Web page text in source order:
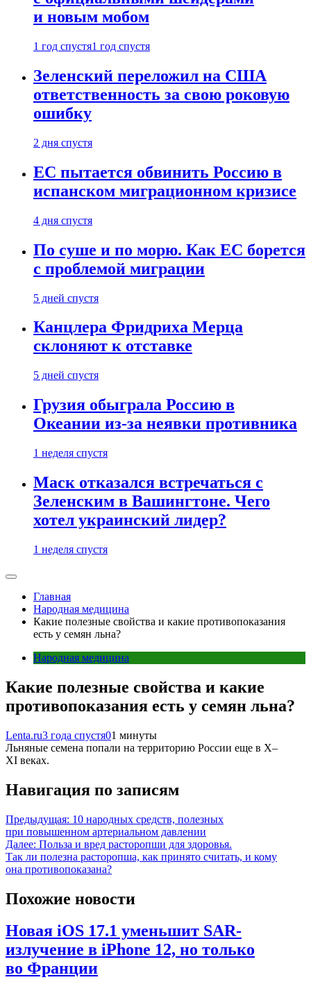
и новым мобом
1 год спустя1 год спустя
Зеленский переложил на США
ответственность за свою роковую
ошибку
2 дня спустя
ЕС пытается обвинить Россию в
испанском миграционном кризисе
4 дня спустя
По суше и по морю. Как ЕС борется
с проблемой миграции
5 дней спустя
Канцлера Фридриха Мерца
склоняют к отставке
5 дней спустя
Грузия обыграла Россию в
Океании из-за неявки противника
1 неделя спустя
Маск отказался встречаться с
Зеленским в Вашингтоне. Чего
хотел украинский лидер?
1 неделя спустя
Главная
Народная медицина
Какие полезные свойства и какие противопоказания
есть у семян льна?
Народная медицина
Какие полезные свойства и какие
противопоказания есть у семян льна?
Lenta.ru3 года спустя01 минуты
Льняные семена попали на территорию России еще в X–
XI веках.
Навигация по записям
Предыдущая: 10 народных средств, полезных
при повышенном артериальном давлении
Далее: Польза и вред расторопши для здоровья.
Так ли полезна расторопша, как принято считать, и кому
она противопоказана?
Похожие новости
Новая iOS 17.1 уменьшит SAR-
излучение в iPhone 12, но только
во Франции